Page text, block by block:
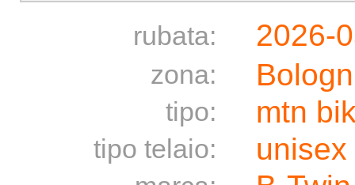
rubata: 2026-
zona:
tipo: mtn
tipo telaio: unisex